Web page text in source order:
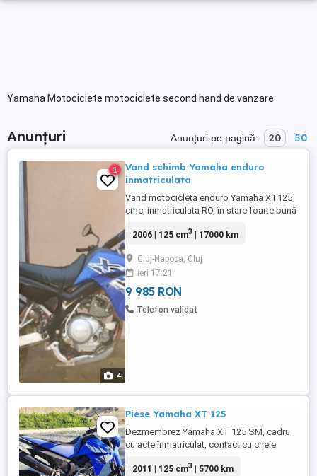
Yamaha Motociclete motociclete second hand de vanzare
Anunțuri Anunțuri pe pagină: 20 50
4
1
Vand schimb Yamaha enduro
inmatriculata
Vand motocicleta enduro Yamaha XT125
cmc, inmatriculata RO, în stare foarte bună
Folosita foarte puțin, în ultimii 4 ani, 2-3
3500 euro.
2006 | 125 cm3 | 17000 km
Cluj-Napoca, Cluj
ieri 17:21
9 985 RON
Telefon validat
Piese Yamaha XT 125
Dezmembrez Yamaha XT 125 SM, cadru
cu acte înmatriculat, contact cu cheie
stare foarte bună, furcă fără scurgeri ,
2011 | 125 cm3 | 5700 km